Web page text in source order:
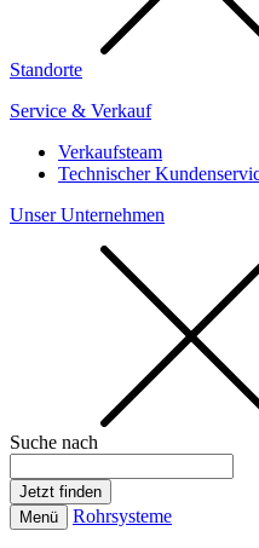
Standorte
Service & Verkauf
Verkaufsteam
Technischer
Unser Unternehmen
Suche nach
Menü Rohrsysteme